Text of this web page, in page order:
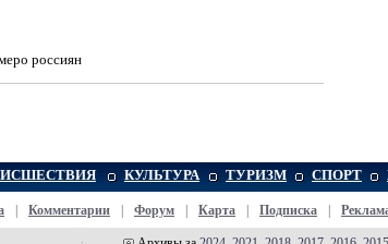
россиян
КУЛЬТУРА ТУРИЗМ СПОРТ
Комментарии Форум Карта Подписка